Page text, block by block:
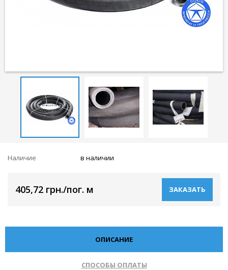
Наличие в наличии
405,72 грн./пог. м ЗАКАЗАТЬ
ОПИСАНИЕ
СПОСОБЫ ОПЛАТЫ